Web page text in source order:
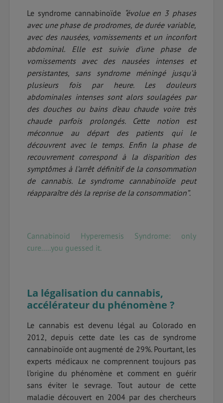
Le syndrome cannabinoïde “évolue en 3 phases
avec une phase de prodromes, de durée variable,
avec des nausées, vomissements et un inconfort
abdominal. Elle est suivie d’une phase de
vomissements avec des nausées intenses et
persistantes, sans syndrome méningé jusqu’à
plusieurs fois par heure. Les douleurs
abdominales intenses sont alors soulagées par
des douches ou bains d’eau chaude voire très
chaude parfois prolongés. Cette notion est
méconnue au départ des patients qui le
découvrent avec le temps. Enfin la phase de
recouvrement correspond à la disparition des
symptômes à l’arrêt définitif de la consommation
de cannabis. Le syndrome cannabinoïde peut
réapparaître dès la reprise de la consommation”.
Cannabinoid Hyperemesis Syndrome: only
cure.....you guessed it.
La légalisation du cannabis,
accélérateur du phénomène ?
Le cannabis est devenu légal au Colorado en
2012, depuis cette date les cas de syndrome
cannabinoïde ont augmenté de 29%. Pourtant, les
experts médicaux ne comprennent toujours pas
l’origine du phénomène et comment en guérir
sans éviter le sevrage. Tout autour de cette
maladie découvert en 2004 par des chercheurs